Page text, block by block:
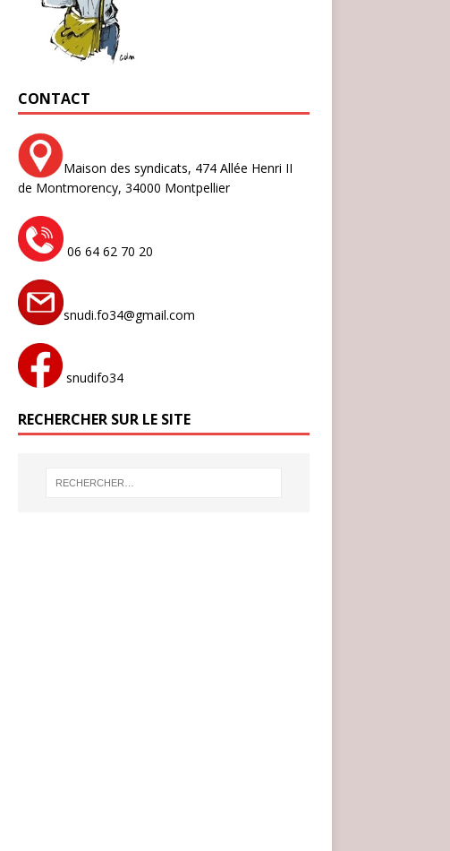
CONTACT
Maison des syndicats, 474 Allée Henri II
de Montmorency, 34000 Montpellier
06 64 62 70 20
snudi.fo34@gmail.com
snudifo34
RECHERCHER SUR LE SITE